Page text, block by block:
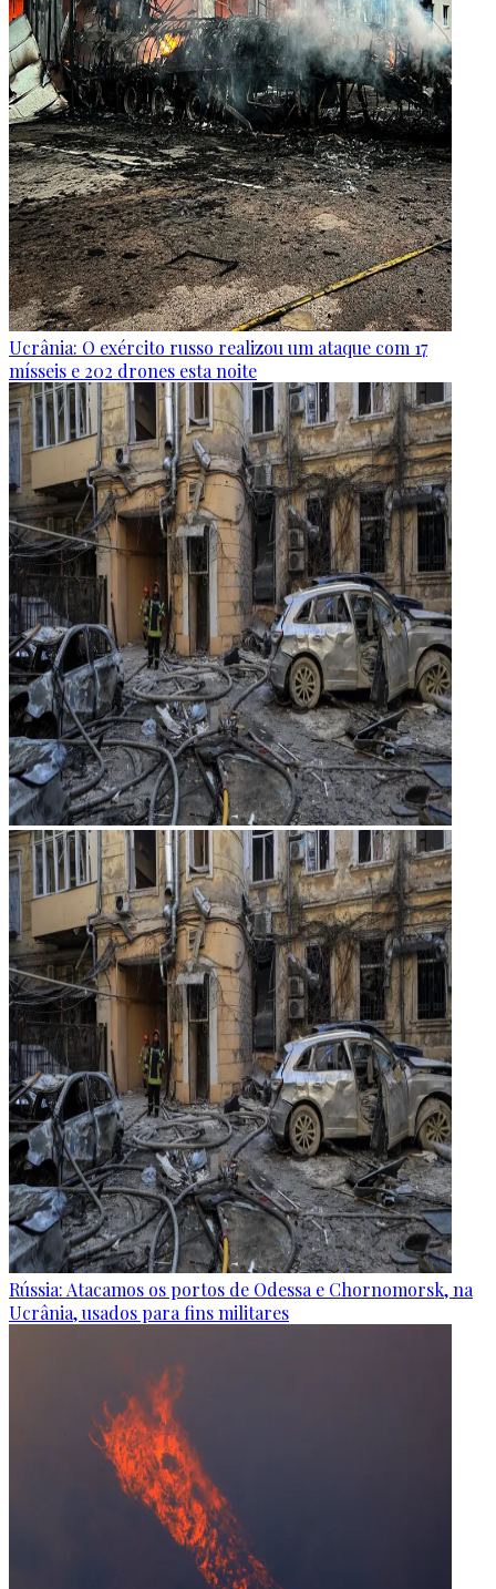
Ucrânia: O exército russo realizou um ataque com 17
mísseis e 202 drones esta noite
Rússia: Atacamos os portos de Odessa e Chornomorsk, na
Ucrânia, usados para fins militares